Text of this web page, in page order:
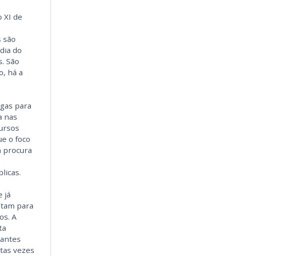
XI de
são
do
São
há a
para
nas
o foco
procura
já
para
A
vezes